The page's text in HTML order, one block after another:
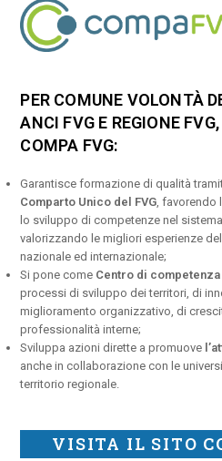
PER COMUNE VOLONTÀ
ANCI FVG E REGIONE
COMPA FVG:
Garantisce formazione di qualità
Comparto Unico del FVG ,
lo sviluppo di competenze nel sistema
valorizzando le migliori esperienze
nazionale ed internazionale;
Si pone come Centro di competenza
processi di sviluppo dei territori, di
miglioramento organizzativo, di
professionalità interne;
Sviluppa azioni dirette a promuove
anche in collaborazione con le
territorio regionale.
VISITA IL SITO